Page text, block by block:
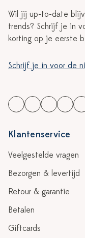
Wil jij up-to-date
trends? Schrijf je in
korting op je eerste
Schrijf je in voor de
Klantenservice
Veelgestelde vragen
Bezorgen & levertijd
Retour & garantie
Betalen
Giftcards